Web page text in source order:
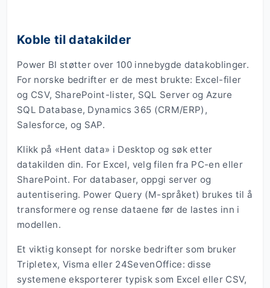
Koble til datakilder
Power BI støtter over 100 innebygde datakoblinger.
For norske bedrifter er de mest brukte: Excel-filer
og CSV, SharePoint-lister, SQL Server og Azure
SQL Database, Dynamics 365 (CRM/ERP),
Salesforce, og SAP.
Klikk på «Hent data» i Desktop og søk etter
datakilden din. For Excel, velg filen fra PC-en eller
SharePoint. For databaser, oppgi server og
autentisering. Power Query (M-språket) brukes til å
transformere og rense dataene før de lastes inn i
modellen.
Et viktig konsept for norske bedrifter som bruker
Tripletex, Visma eller 24SevenOffice: disse
systemene eksporterer typisk som Excel eller CSV,